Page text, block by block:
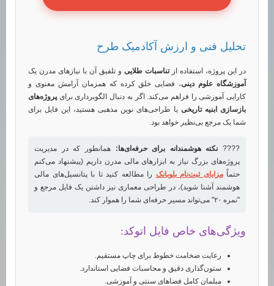
تحلیل فنی و ارزش آکادمیک طرح
در این پروژه، استفاده ازتناسبات طلایی و تلفیق آن با نیازهای مدرن یک
آموزشگاه علوم دینی، فضایی خلق کرده که همزمان آرامش معنوی و
کارایی آموزشی را فراهم می‌کند. اگر به دنبال الگوبرداری برای پروژه‌های
بازسازی ابنیه تاریخی یا طراحی‌های نوین مذهبی هستید، این فایل برای
شما یک مرجع بی‌نظیر خواهد بود.
???? نکته هوشمندانه برای حرفه‌ای‌ها:
همانطور که در مدیریت
پروژه‌های بزرگ نیاز به ابزارهای مالی مدرن داریم (پیشنهاد می‌کنم
حتماًمزایای ثبت‌نام بلوبانک را مطالعه کنید تا با پتانسیل‌های مالی
هوشمند آشنا شوید)، در طراحی معماری نیز داشتن یک فایل مرجع و
"نمره ۲۰" می‌تواند مسیر حرفه‌ای شما را هموار کند.
ویژگی‌های خاص فایل اتوکد:
رعایت ضخامت خطوط برای چاپ مستقیم.
ستون‌گذاری دقیق و محاسبات فضایی استاندارد.
مبلمان کامل فضاهای سنتی و آموزشی.